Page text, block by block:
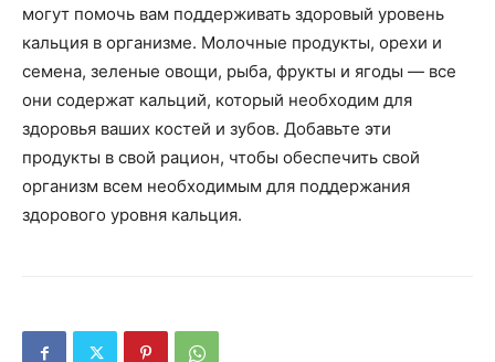
могут помочь вам поддерживать здоровый уровень
кальция в организме. Молочные продукты, орехи и
семена, зеленые овощи, рыба, фрукты и ягоды — все
они содержат кальций, который необходим для
здоровья ваших костей и зубов. Добавьте эти
продукты в свой рацион, чтобы обеспечить свой
организм всем необходимым для поддержания
здорового уровня кальция.